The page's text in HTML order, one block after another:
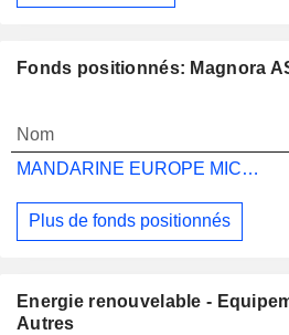
Fonds positionnés: Magnora
Nom
MANDARINE EUROPE MICROCAP R EUR
Plus de fonds positionnés
Energie renouvelable -
Autres